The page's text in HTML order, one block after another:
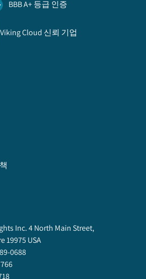
BBB A+ 등급 인증
Viking Cloud 신뢰 기업
Inc. 4 North Main Street,
19975 USA
0688